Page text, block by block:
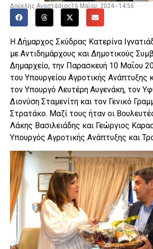
Δούκλης Αναστάσιος 16 Μαΐου, 2024 - 14:56
Η Δήμαρχος Σκύδρας Κατερίνα
με Αντιδημάρχους και Δημοτικούς
Δημαρχείο, την Παρασκευή 10 Μαΐου
του Υπουργείου Αγροτικής Ανάπτυξης
τον Υπουργό Λευτέρη Αυγενάκη, τον
Διονύση Σταμενίτη και τον Γενικό
Στρατάκο. Μαζί τους ήταν οι
Λάκης Βασιλειάδης και Γεώργιος
Υπουργός Αγροτικής Ανάπτυξης και